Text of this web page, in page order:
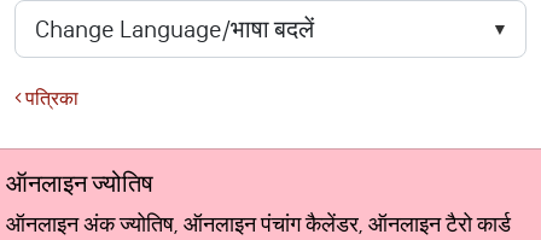
पत्रिका
ऑनलाइन ज्योतिष
ऑनलाइन अंक ज्योतिष, ऑनलाइन पंचांग कैलेंडर, ऑनलाइन टैरो कार्ड